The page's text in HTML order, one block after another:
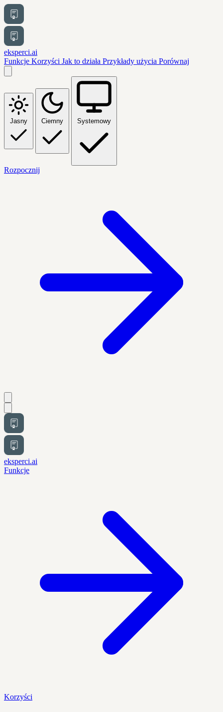
eksperci.ai
Funkcje Korzyści Jak to działa Przykłady użycia Porównaj
Jasny Ciemny Systemowy
Rozpocznij
eksperci.ai
Funkcje
Korzyści